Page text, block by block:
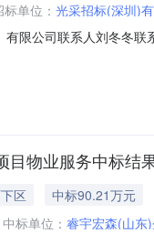
标单位： 光采招标(深圳)
限公司联系人刘冬冬
目物业服务中标结
区
中标90.21万元
中标单位： 睿宇宏森(山东